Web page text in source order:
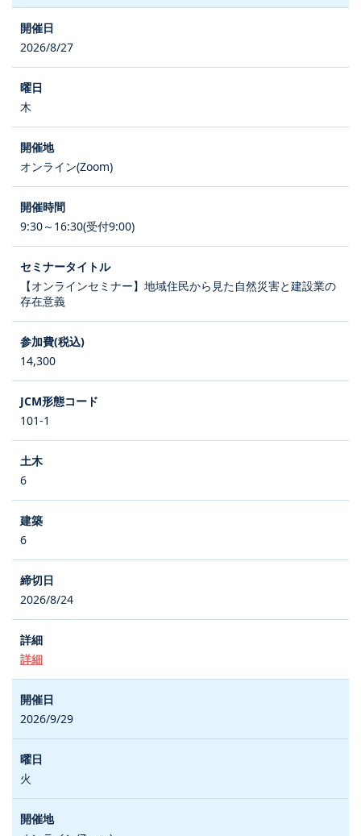
2026/8/27
木
オンライン(Zoom)
9:30～16:30(受付9:00)
【オンラインセミナー】地域住民から見た自然災害と建設業の
存在意義
14,300
101-1
6
6
2026/8/24
詳細
2026/9/29
火